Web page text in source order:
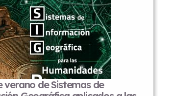
«Pensamiento crítico y ética.
Artificial Generativa en el
lingüístico del siglo XXI.»
y 30 de octubre de 2026 Lugar:
Nacional de Educación a Distancia